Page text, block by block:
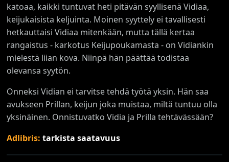
katoaa, kaikki tuntuvat heti pitävän syyllisenä Vidiaa,
keijukaisista keljuinta. Moinen syyttely ei tavallisesti
hetkauttaisi Vidiaa mitenkään, mutta tällä kertaa
rangaistus - karkotus Keijupoukamasta - on Vidiankin
mielestä liian kova. Niinpä hän päättää todistaa
olevansa syytön.
Onneksi Vidian ei tarvitse tehdä työtä yksin. Hän saa
avukseen Prillan, keijun joka muistaa, miltä tuntuu olla
yksinäinen. Onnistuvatko Vidia ja Prilla tehtävässään?
Adlibris:tarkista saatavuus